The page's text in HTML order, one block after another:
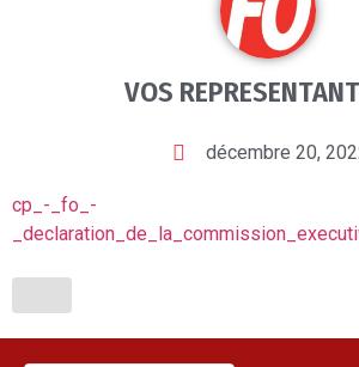
VOS
décembre 20,
cp_-_fo_-